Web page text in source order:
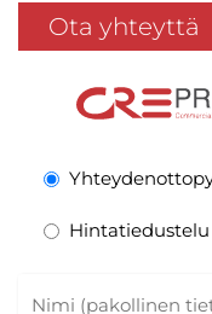
Ota yhteyttä
Hintatiedustelu